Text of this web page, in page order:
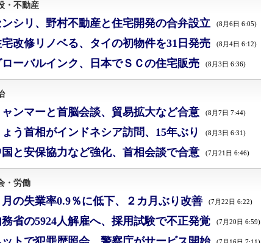
・不動産
ンシリ、野村不動産と住宅開発の合弁設立 (8月6日 6:05)
改修リノベる、タイの初物件を31日発売 (8月4日 6:12)
ローバルインク、日本でＳＣの住宅販売 (8月3日 6:36)
ャンマーと首脳会談、貿易拡大など合意 (8月7日 7:44)
ょう首相がインドネシア訪問、15年ぶり (8月3日 6:31)
国と安保協力など強化、首相会談で合意 (7月21日 6:46)
・労働
月の失業率0.9％に低下、２カ月ぶり改善 (7月22日 6:22)
務省の5924人解雇へ、採用試験で不正発覚 (7月20日 6:59)